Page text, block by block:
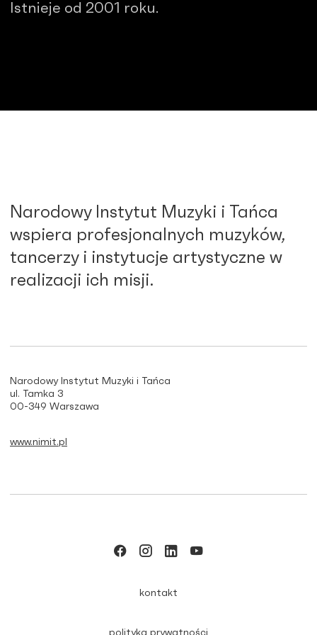
Istnieje od 2001 roku.
Narodowy Instytut Muzyki i Tańca
wspiera profesjonalnych muzyków,
tancerzy i instytucje artystyczne w
realizacji ich misji.
Narodowy Instytut Muzyki i Tańca
ul. Tamka 3
00-349 Warszawa
www.nimit.pl
kontakt
polityka prywatności